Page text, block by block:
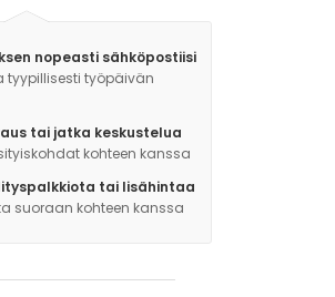
nopeasti sähköpostiisi
tyypillisesti työpäivän
tai jatka keskustelua
kohteen kanssa
tai lisähintaa
suoraan kohteen kanssa